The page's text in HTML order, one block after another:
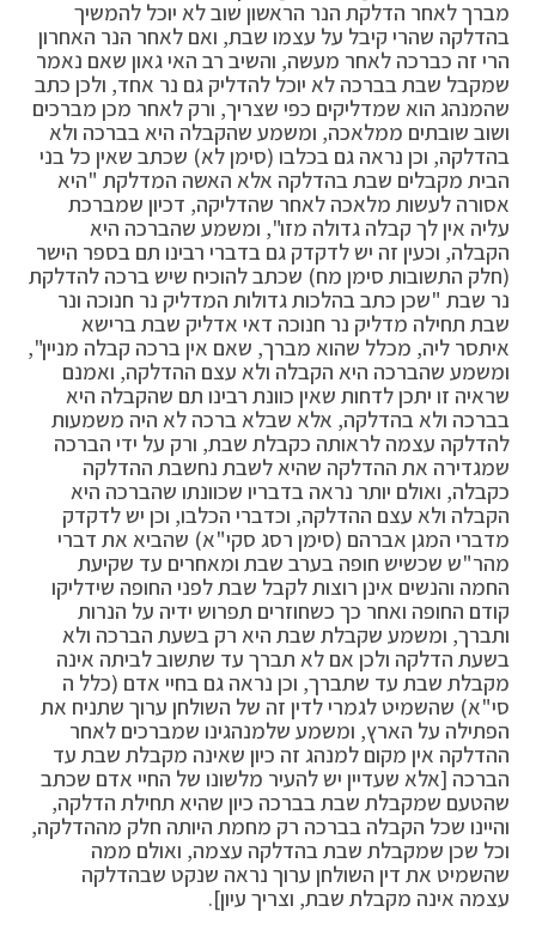
מברך לאחר הדלקת הנר הראשון שוב לא יוכל להמשיך
בהדלקה שהרי קיבל על עצמו שבת, ואם לאחר הנר האחרון
הרי זה כברכה לאחר מעשה, והשיב רב האי גאון שאם נאמר
שמקבל שבת בברכה לא יוכל להדליק גם נר אחד, ולכן כתב
שהמנהג הוא שמדליקים כפי שצריך, ורק לאחר מכן מברכים
ושוב שובתים ממלאכה, ומשמע שהקבלה היא בברכה ולא
בהדלקה, וכן נראה גם בכלבו (סימן לא) שכתב שאין כל בני
הבית מקבלים שבת בהדלקה אלא האשה המדלקת "היא
אסורה לעשות מלאכה לאחר שהדליקה, דכיון שמברכת
עליה אין לך קבלה גדולה מזו", ומשמע שהברכה היא
הקבלה, וכעין זה יש לדקדק גם בדברי רבינו תם בספר הישר
(חלק התשובות סימן מח) שכתב להוכיח שיש ברכה להדלקת
נר שבת "שכן כתב בהלכות גדולות המדליק נר חנוכה ונר
שבת תחילה מדליק נר חנוכה דאי אדליק שבת ברישא
איתסר ליה, מכלל שהוא מברך, שאם אין ברכה קבלה מניין",
ומשמע שהברכה היא הקבלה ולא עצם ההדלקה, ואמנם
שראיה זו יתכן לדחות שאין כוונת רבינו תם שהקבלה היא
בברכה ולא בהדלקה, אלא שבלא ברכה לא היה משמעות
להדלקה עצמה לראותה כקבלת שבת, ורק על ידי הברכה
שמגדירה את ההדלקה שהיא לשבת נחשבת ההדלקה
כקבלה, ואולם יותר נראה בדבריו שכוונתו שהברכה היא
הקבלה ולא עצם ההדלקה, וכדברי הכלבו, וכן יש לדקדק
מדברי המגן אברהם (סימן רסג סקי"א) שהביא את דברי
מהר"ש שכשיש חופה בערב שבת ומאחרים עד שקיעת
החמה והנשים אינן רוצות לקבל שבת לפני החופה שידליקו
קודם החופה ואחר כך כשחוזרים תפרוש ידיה על הנרות
ותברך, ומשמע שקבלת שבת היא רק בשעת הברכה ולא
בשעת הדלקה ולכן אם לא תברך עד שתשוב לביתה אינה
מקבלת שבת עד שתברך, וכן נראה גם בחיי אדם (כלל ה
סי"א) שהשמיט לגמרי לדין זה של השולחן ערוך שתניח את
הפתילה על הארץ, ומשמע שלמנהגינו שמברכים לאחר
ההדלקה אין מקום למנהג זה כיון שאינה מקבלת שבת עד
הברכה [אלא שעדיין יש להעיר מלשונו של החיי אדם שכתב
שהטעם שמקבלת שבת בברכה כיון שהיא תחילת הדלקה,
והיינו שכל הקבלה בברכה רק מחמת היותה חלק מההדלקה,
וכל שכן שמקבלת שבת בהדלקה עצמה, ואולם ממה
שהשמיט את דין השולחן ערוך נראה שנקט שבהדלקה
עצמה אינה מקבלת שבת, וצריך עיון].